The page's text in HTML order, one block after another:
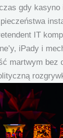
gdy
IT
iPady i
martwym